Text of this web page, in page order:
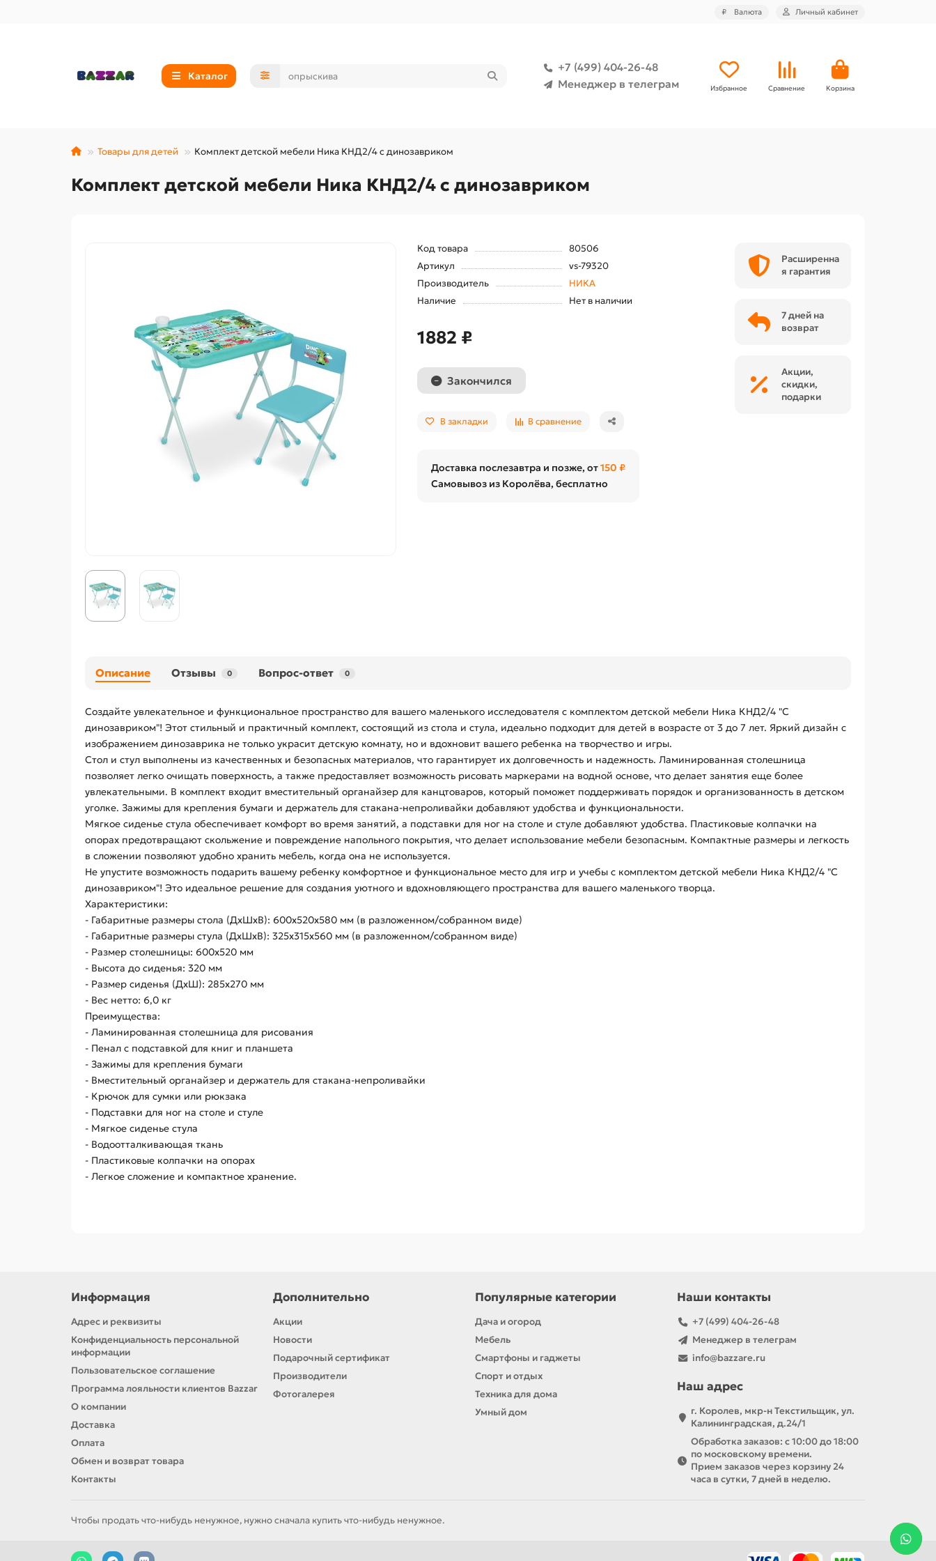
₽ Валюта Личный кабинет
Каталог
+7 (499) 404-26-48
Менеджер в телеграм
Избранное Сравнение Корзина
Товары для детей Комплект детской мебели Ника КНД2/4 с динозавриком
Комплект детской мебели Ника КНД2/4 с динозавриком
Код товара
80506
Артикул
vs-79320
Производитель
НИКА
Наличие
Нет в наличии
1882 ₽
Закончился
В закладки В сравнение
Доставка послезавтра и позже, от150 ₽
Самовывоз из Королёва, бесплатно
Расширенна
я гарантия
7 дней на
возврат
Акции,
скидки,
подарки
Описание Отзывы 0 Вопрос-ответ 0
Создайте увлекательное и функциональное пространство для вашего маленького исследователя с комплектом детской мебели Ника КНД2/4 "С
динозавриком"! Этот стильный и практичный комплект, состоящий из стола и стула, идеально подходит для детей в возрасте от 3 до 7 лет. Яркий дизайн с
изображением динозаврика не только украсит детскую комнату, но и вдохновит вашего ребенка на творчество и игры.
Стол и стул выполнены из качественных и безопасных материалов, что гарантирует их долговечность и надежность. Ламинированная столешница
позволяет легко очищать поверхность, а также предоставляет возможность рисовать маркерами на водной основе, что делает занятия еще более
увлекательными. В комплект входит вместительный органайзер для канцтоваров, который поможет поддерживать порядок и организованность в детском
уголке. Зажимы для крепления бумаги и держатель для стакана-непроливайки добавляют удобства и функциональности.
Мягкое сиденье стула обеспечивает комфорт во время занятий, а подставки для ног на столе и стуле добавляют удобства. Пластиковые колпачки на
опорах предотвращают скольжение и повреждение напольного покрытия, что делает использование мебели безопасным. Компактные размеры и легкость
в сложении позволяют удобно хранить мебель, когда она не используется.
Не упустите возможность подарить вашему ребенку комфортное и функциональное место для игр и учебы с комплектом детской мебели Ника КНД2/4 "С
динозавриком"! Это идеальное решение для создания уютного и вдохновляющего пространства для вашего маленького творца.
Характеристики:
- Габаритные размеры стола (ДхШхВ): 600х520х580 мм (в разложенном/собранном виде)
- Габаритные размеры стула (ДхШхВ): 325х315х560 мм (в разложенном/собранном виде)
- Размер столешницы: 600х520 мм
- Высота до сиденья: 320 мм
- Размер сиденья (ДхШ): 285х270 мм
- Вес нетто: 6,0 кг
Преимущества:
- Ламинированная столешница для рисования
- Пенал с подставкой для книг и планшета
- Зажимы для крепления бумаги
- Вместительный органайзер и держатель для стакана-непроливайки
- Крючок для сумки или рюкзака
- Подставки для ног на столе и стуле
- Мягкое сиденье стула
- Водоотталкивающая ткань
- Пластиковые колпачки на опорах
- Легкое сложение и компактное хранение.
Информация
Адрес и реквизиты
Конфиденциальность персональной
информации
Пользовательское соглашение
Программа лояльности клиентов Bazzar
О компании
Доставка
Оплата
Обмен и возврат товара
Контакты
Дополнительно
Акции
Новости
Подарочный сертификат
Производители
Фотогалерея
Популярные категории
Дача и огород
Мебель
Смартфоны и гаджеты
Спорт и отдых
Техника для дома
Умный дом
Наши контакты
+7 (499) 404-26-48
Менеджер в телеграм
info@bazzare.ru
Наш адрес
г. Королев, мкр-н Текстильщик, ул.
Калининградская, д.24/1
Обработка заказов: с 10:00 до 18:00
по московскому времени.
Прием заказов через корзину 24
часа в сутки, 7 дней в неделю.
Чтобы продать что-нибудь ненужное, нужно сначала купить что-нибудь ненужное.